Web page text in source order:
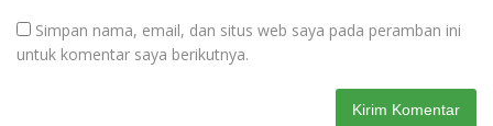
Simpan nama, email, dan situs web saya pada peramban ini
untuk komentar saya berikutnya.